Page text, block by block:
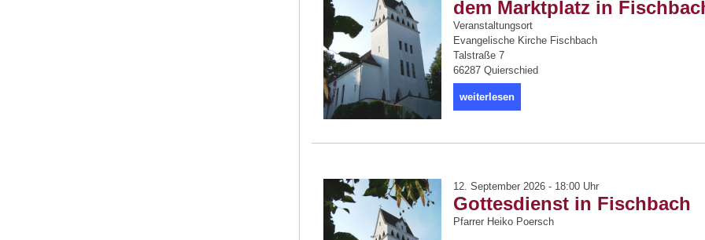
dem Marktplatz in
Veranstaltungsort
Evangelische Kirche Fischbach
Talstraße 7
66287 Quierschied
weiterlesen
12. September 2026 - 18:00 Uhr
Gottesdienst in Fischbach
Pfarrer Heiko Poersch